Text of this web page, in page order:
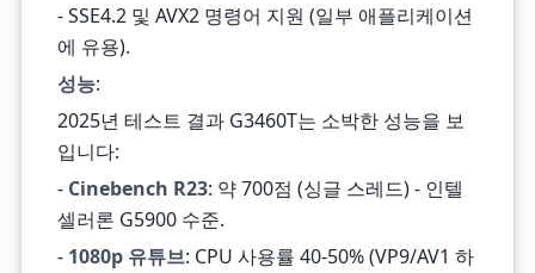
- SSE4.2 및 AVX2 명령어 지원 (일부 애플리케이션
에 유용).
성능:
2025년 테스트 결과 G3460T는 소박한 성능을 보
입니다:
- Cinebench R23: 약 700점 (싱글 스레드) - 인텔
셀러론 G5900 수준.
- 1080p 유튜브: CPU 사용률 40-50% (VP9/AV1 하